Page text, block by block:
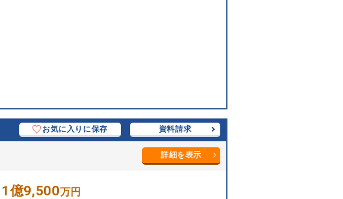
お気に入りに保存 資料請求
詳細を表示
1億9,500万円